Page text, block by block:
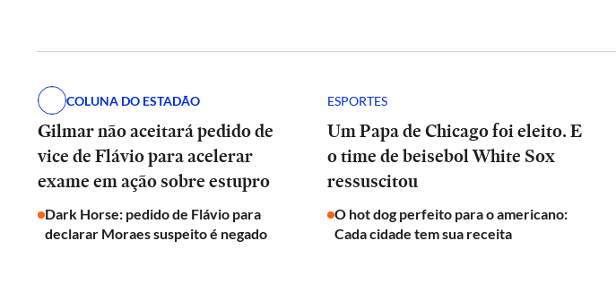
COLUNA DO ESTADÃO
Gilmar não aceitará pedido de
vice de Flávio para acelerar
exame em ação sobre estupro
Dark Horse: pedido de Flávio para
declarar Moraes suspeito é negado
ESPORTES
Um Papa de Chicago foi eleito. E
o time de beisebol White Sox
ressuscitou
O hot dog perfeito para o americano:
Cada cidade tem sua receita